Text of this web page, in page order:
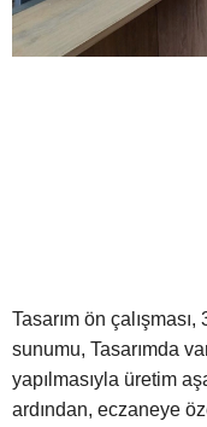
Tasarım ön
sunumu, Tasarımda
yapılmasıyla üretim
ardından, eczaneye